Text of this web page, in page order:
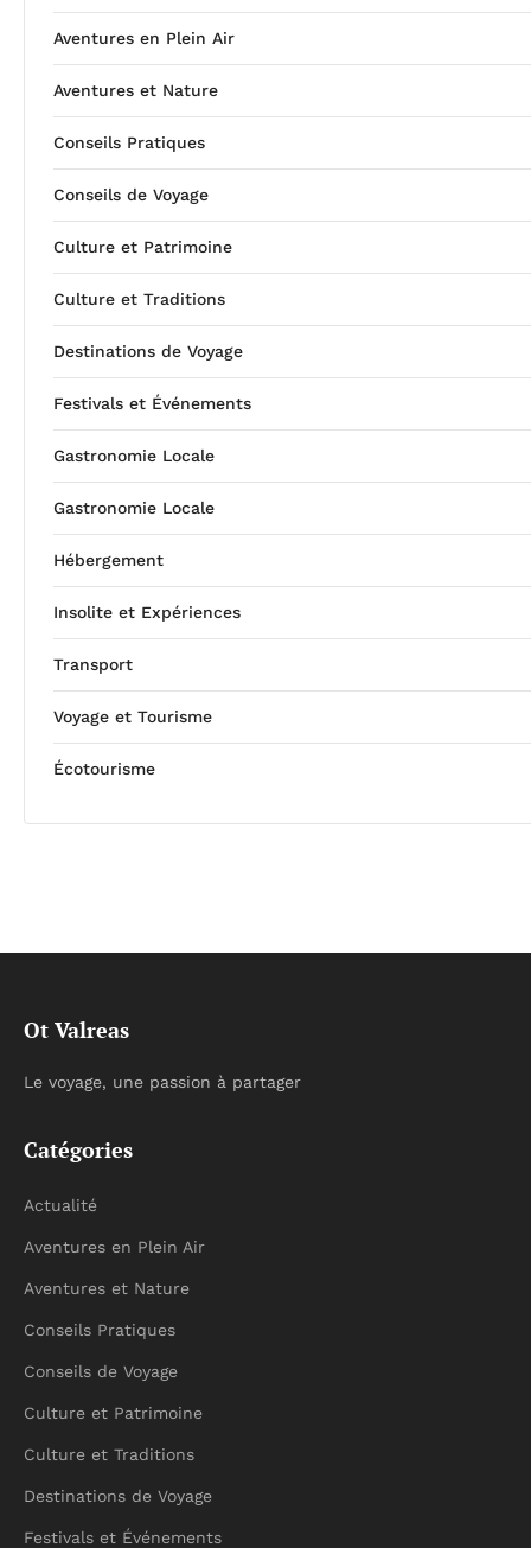
Aventures en Plein Air
Aventures et Nature
Conseils Pratiques
Conseils de Voyage
Culture et Patrimoine
Culture et Traditions
Destinations de Voyage
Festivals et Événements
Gastronomie Locale
Gastronomie Locale
Hébergement
Insolite et Expériences
Transport
Voyage et Tourisme
Écotourisme
Ot Valreas
Le voyage, une passion à partager
Catégories
Actualité
Aventures en Plein Air
Aventures et Nature
Conseils Pratiques
Conseils de Voyage
Culture et Patrimoine
Culture et Traditions
Destinations de Voyage
Festivals et Événements